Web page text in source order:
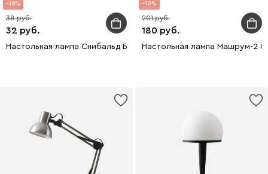
16
32
38
Настольная лампа Снибальд Белый
10
180
201
Настольная лампа Машрум-2